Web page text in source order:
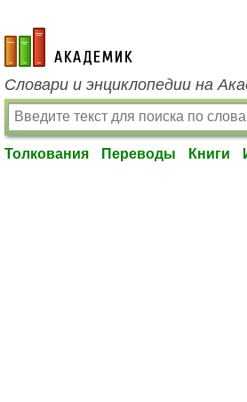
academic.ru
Словари и энциклопедии на
Толкования Переводы Книги